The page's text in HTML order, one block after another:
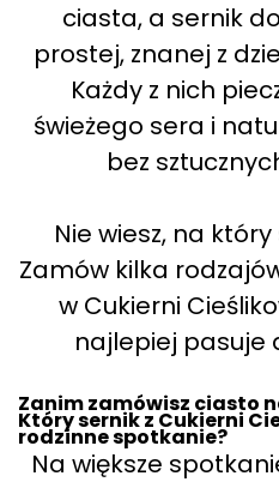
ciasta, a sernik
prostej, znanej z
Każdy z nich
świeżego sera i
bez
Nie wiesz, na
Zamów kilka
w Cukierni
najlepiej pasuje
Zanim zamówisz ciasto
Który sernik z Cukierni
rodzinne spotkanie?
Na większe